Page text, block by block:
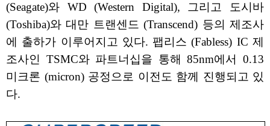
(Seagate)와 WD (Western Digital), 그리고 도시바
(Toshiba)와 대만 트랜센드 (Transcend) 등의 제조사
에 출하가 이루어지고 있다. 팹리스 (Fabless) IC 제
조사인 TSMC와 파트너십을 통해 85nm에서 0.13
미크론 (micron) 공정으로 이전도 함께 진행되고 있
다.